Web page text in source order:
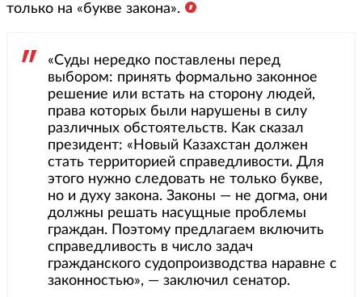
только на «букве закона».
«Суды нередко поставлены перед
выбором: принять формально законное
решение или встать на сторону людей,
права которых были нарушены в силу
различных обстоятельств. Как сказал
президент: «Новый Казахстан должен
стать территорией справедливости. Для
этого нужно следовать не только букве,
но и духу закона. Законы — не догма, они
должны решать насущные проблемы
граждан. Поэтому предлагаем включить
справедливость в число задач
гражданского судопроизводства наравне с
законностью», — заключил сенатор.